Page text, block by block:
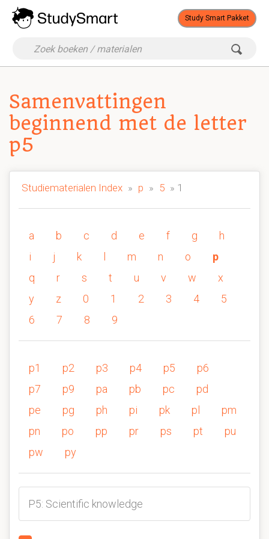
Study Smart Pakket
Samenvattingen
beginnend met de letter
p5
Studiematerialen Index » p » 5 » 1
a b c d e f g
h
i
j k m n o
p
q
r s t u v w
x
y
z 0 1 2 3 4
5
6
7 8 9
p1 p2 p3 p4 p5
p6
p7
p9 pa pb pc
pd
pe
pg ph pi pk pl
pm
pn
po pp pr ps pt
pu
pw
py
P5: Scientific knowledge